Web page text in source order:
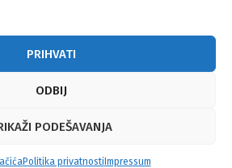
PRIHVATI
ODBIJ
PODEŠAVANJA
Politika privatnosti Impressum
1 2
manjine Grada Zagreba 2026